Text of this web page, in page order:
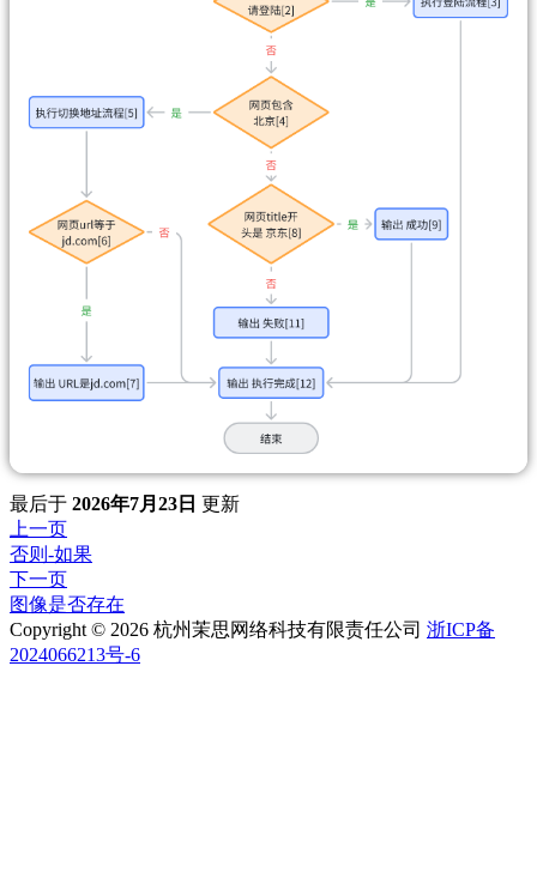
最后于 2026年7月23日 更新
上一页
否则-如果
下一页
图像是否存在
Copyright © 2026 杭州茉思网络科技有限责任公司 浙ICP备
2024066213号-6